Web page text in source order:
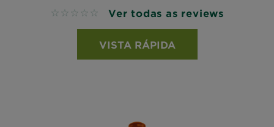
No reviews Ver todas as reviews
VISTA RÁPIDA